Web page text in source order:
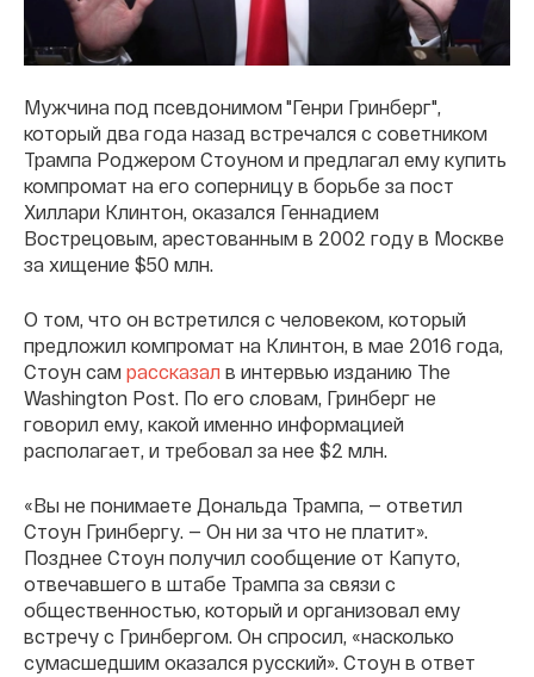
Мужчина под псевдонимом "Генри Гринберг",
который два года назад встречался с советником
Трампа Роджером Стоуном и предлагал ему купить
компромат на его соперницу в борьбе за пост
Хиллари Клинтон, оказался Геннадием
Вострецовым, арестованным в 2002 году в Москве
за хищение $50 млн.
О том, что он встретился с человеком, который
предложил компромат на Клинтон, в мае 2016 года,
Стоун сам рассказал в интервью изданию The
Washington Post. По его словам, Гринберг не
говорил ему, какой именно информацией
располагает, и требовал за нее $2 млн.
«Вы не понимаете Дональда Трампа, — ответил
Стоун Гринбергу. — Он ни за что не платит».
Позднее Стоун получил сообщение от Капуто,
отвечавшего в штабе Трампа за связи с
общественностью, который и организовал ему
встречу с Гринбергом. Он спросил, «насколько
сумасшедшим оказался русский». Стоун в ответ